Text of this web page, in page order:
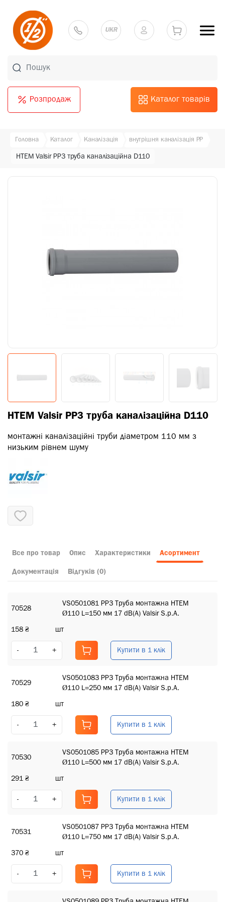
Розпродаж Каталог товарів
UKR
Головна Каталог Каналізація внутрішня каналізація PP
HTEM Valsir PP3 труба каналізаційна D110
HTEM Valsir PP3 труба каналізаційна D110
монтажні каналізаційні труби діаметром 110 мм з
низьким рівнем шуму
Все про товар Опис Характеристики Асортимент
Документація Відгуків (0)
70528
VS0501081 PP3 Труба монтажна HTEM
Ø110 L=150 мм 17 dB(A) Valsir S.p.A.
158 ₴ шт
- + Купити в 1 клік
70529
VS0501083 PP3 Труба монтажна HTEM
Ø110 L=250 мм 17 dB(A) Valsir S.p.A.
180 ₴ шт
- + Купити в 1 клік
70530
VS0501085 PP3 Труба монтажна HTEM
Ø110 L=500 мм 17 dB(A) Valsir S.p.A.
291 ₴ шт
- + Купити в 1 клік
70531
VS0501087 PP3 Труба монтажна HTEM
Ø110 L=750 мм 17 dB(A) Valsir S.p.A.
370 ₴ шт
- + Купити в 1 клік